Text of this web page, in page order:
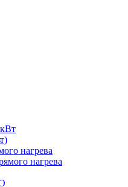
нагрева
нагрева